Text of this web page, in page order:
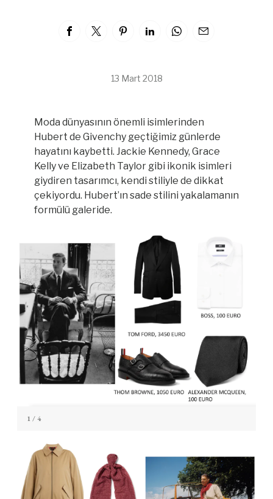
13 Mart 2018
Moda dünyasının önemli isimlerinden
Hubert de Givenchy geçtiğimiz günlerde
hayatını kaybetti. Jackie Kennedy, Grace
Kelly ve Elizabeth Taylor gibi ikonik isimleri
giydiren tasarımcı, kendi stiliyle de dikkat
çekiyordu. Hubert’ın sade stilini yakalamanın
formülü galeride.
1 / 4